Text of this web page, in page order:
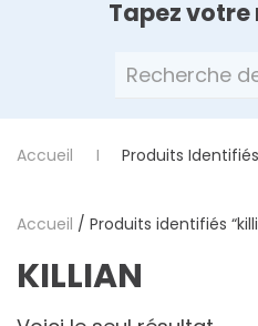
Tapez votre
Recherche
Accueil Produits Identifiés
Accueil / Produits identifiés
KILLIAN